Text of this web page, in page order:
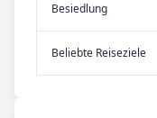
Be­sied­lung
Be­lieb­te Rei­se­zie­le